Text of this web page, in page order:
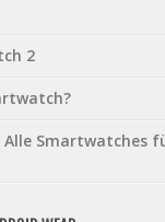
2
Smartwatches